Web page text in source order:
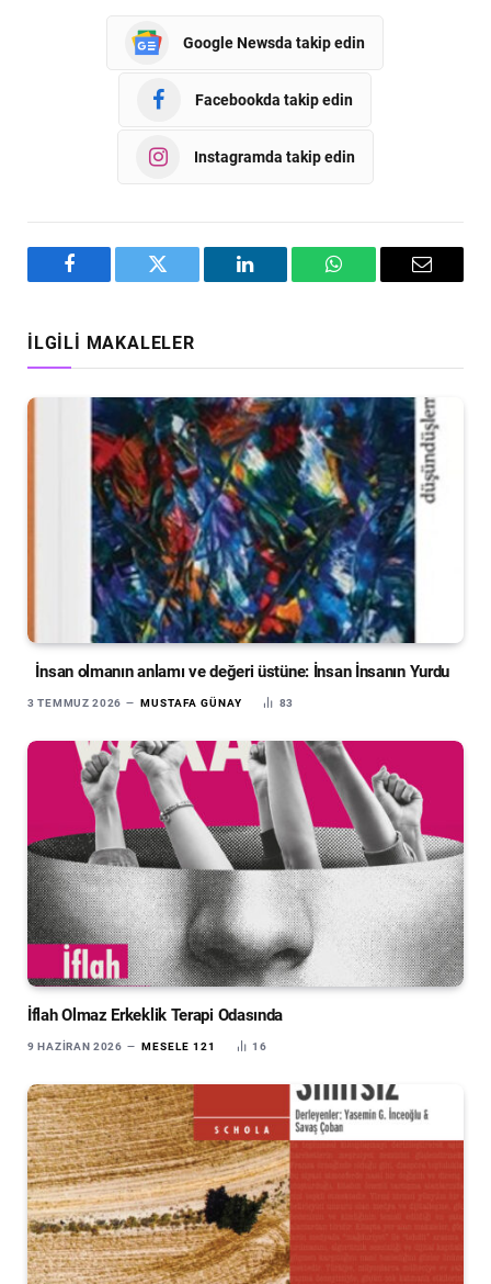
Google Newsda takip edin
Facebookda takip edin
Instagramda takip edin
Facebook Twitter LinkedIn WhatsAppEmail
İLGILI MAKALELER
İnsan olmanın anlamı ve değeri üstüne: İnsan İnsanın Yurdu
3 TEMMUZ 2026 MUSTAFA GÜNAY 83
İflah Olmaz Erkeklik Terapi Odasında
9 HAZIRAN 2026 MESELE 121 16